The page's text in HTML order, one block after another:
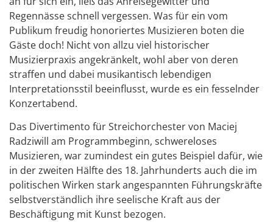
Regennässe schnell vergessen. Was für ein vom
Publikum freudig honoriertes Musizieren boten die
Gäste doch! Nicht von allzu viel historischer
Musizierpraxis angekränkelt, wohl aber von deren
straffen und dabei musikantisch lebendigen
Interpretationsstil beeinflusst, wurde es ein fesselnder
Konzertabend.
Das Divertimento für Streichorchester von Maciej
Radziwill am Programmbeginn, schwereloses
Musizieren, war zumindest ein gutes Beispiel dafür, wie
in der zweiten Hälfte des 18. Jahrhunderts auch die im
politischen Wirken stark angespannten Führungskräfte
selbstverständlich ihre seelische Kraft aus der
Beschäftigung mit Kunst bezogen.